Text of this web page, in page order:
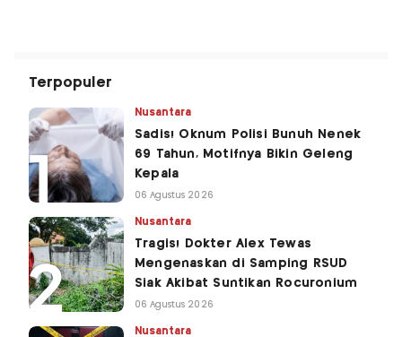
Terpopuler
Nusantara
Sadis! Oknum Polisi Bunuh Nenek
69 Tahun, Motifnya Bikin Geleng
Kepala
06 Agustus 2026
Nusantara
Tragis! Dokter Alex Tewas
Mengenaskan di Samping RSUD
Siak Akibat Suntikan Rocuronium
06 Agustus 2026
Nusantara